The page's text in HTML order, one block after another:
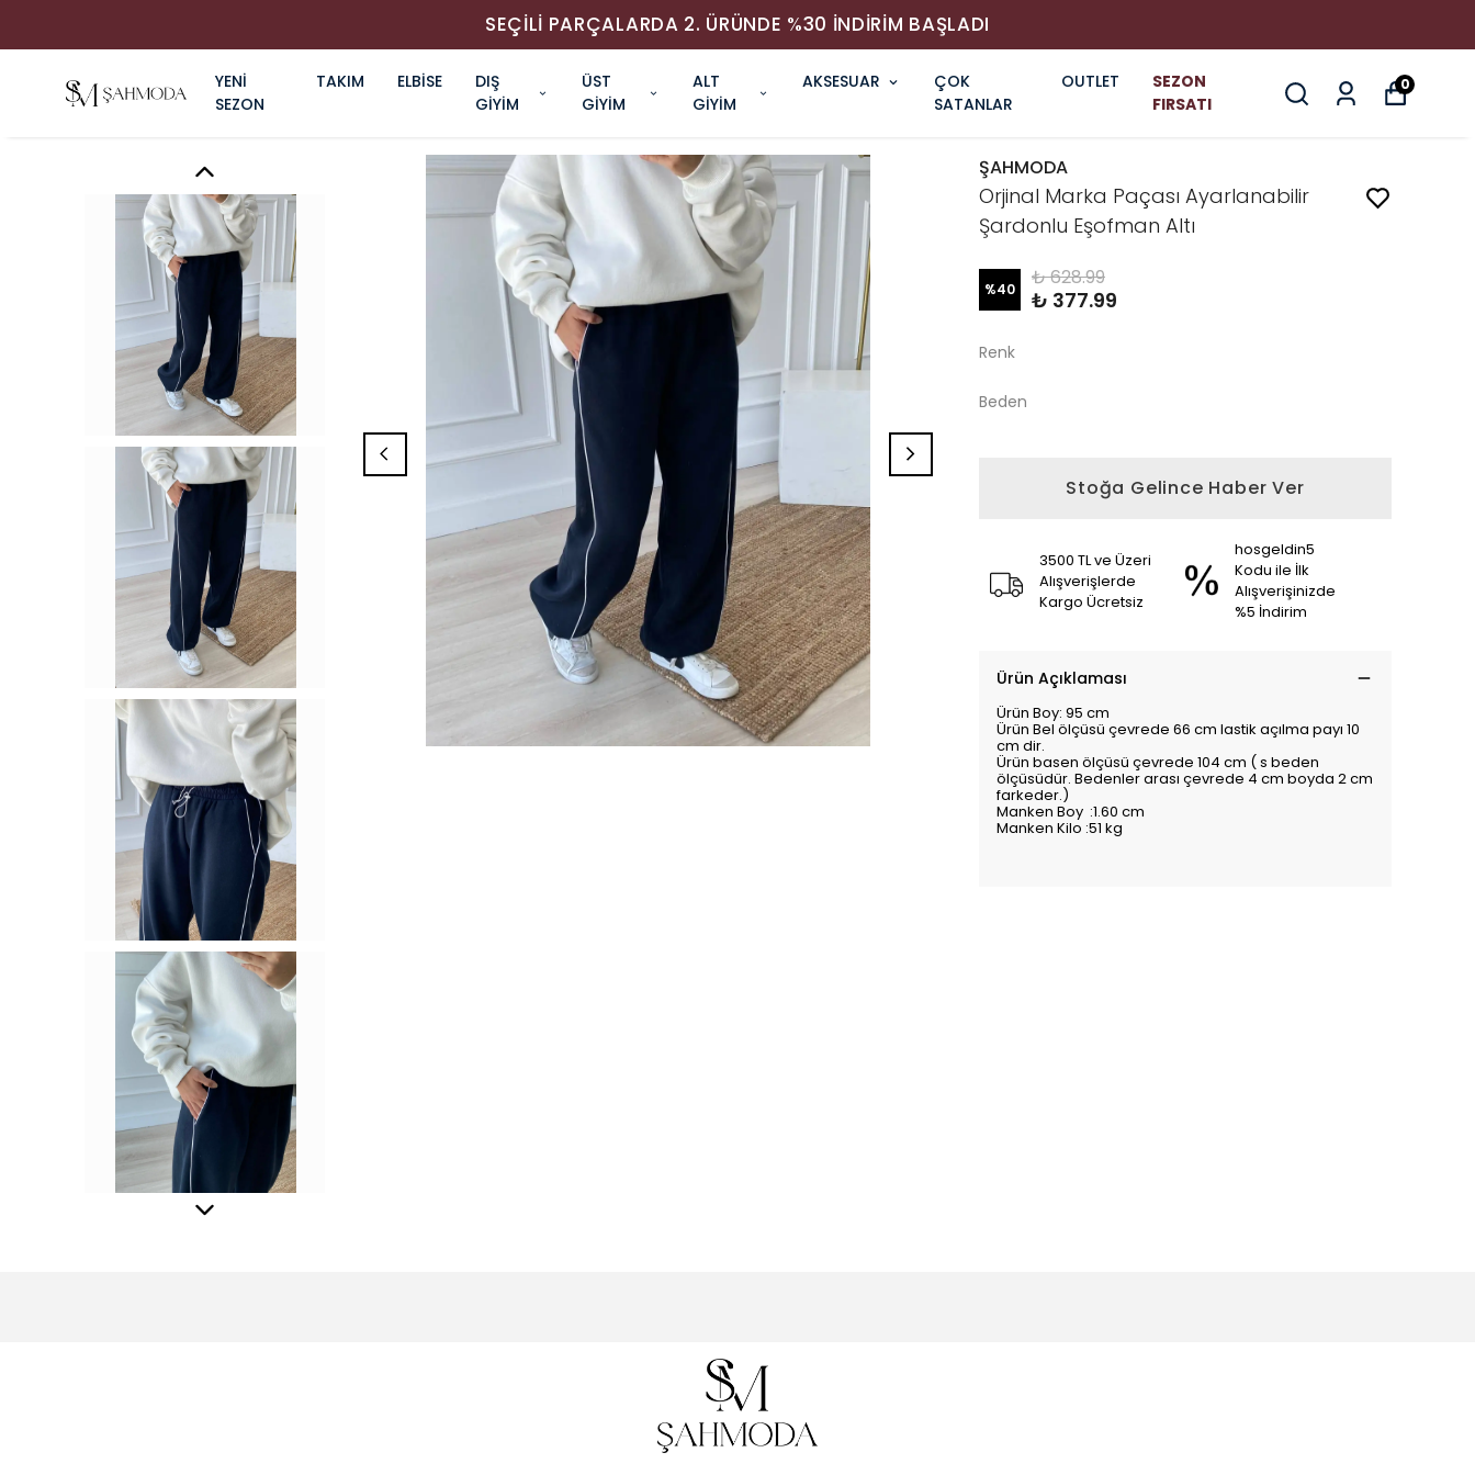
SEÇİLİ PARÇALARDA 2. ÜRÜNDE %30 İNDİRİM BAŞLADI
YENİ
SEZON
TAKIM ELBİSE
DIŞ
GİYİM
ÜST
GİYİM
ALT
GİYİM
AKSESUAR
ÇOK
SATANLAR
OUTLET
SEZON
FIRSATI
0
ŞAHMODA
Orjinal Marka Paçası Ayarlanabilir
Şardonlu Eşofman Altı
%40 ₺ 628.99
₺ 377.99
Renk
Beden
Stoğa Gelince Haber Ver
3500 TL ve Üzeri
Alışverişlerde
Kargo Ücretsiz
hosgeldin5
Kodu ile İlk
Alışverişinizde
%5 İndirim
Ürün Açıklaması
Ürün Boy: 95 cm
Ürün Bel ölçüsü çevrede 66 cm lastik açılma payı 10
cm dir.
Ürün basen ölçüsü çevrede 104 cm ( s beden
ölçüsüdür. Bedenler arası çevrede 4 cm boyda 2 cm
farkeder.)
Manken Boy :1.60 cm
Manken Kilo :51 kg